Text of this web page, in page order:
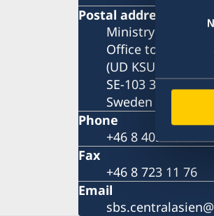
Postal address
Ministry for
Office to Support
(UD KSU)
SE-103 39
Sweden
Phone
+46 8 405 10 00
Fax
+46 8 723 11 76
Email